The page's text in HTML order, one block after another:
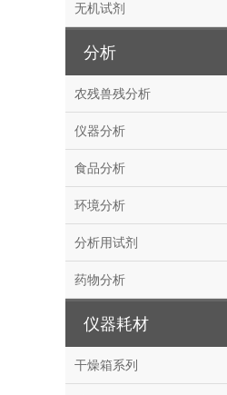
无机试剂
分析
农残兽残分析
仪器分析
食品分析
环境分析
分析用试剂
药物分析
仪器耗材
干燥箱系列